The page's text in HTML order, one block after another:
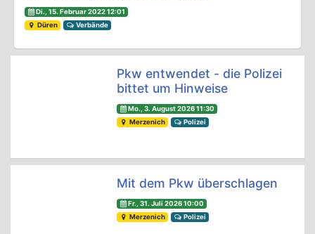
Di., 15. Februar 2022 12:01
Düren
Verbände
Pkw entwendet - die Polizei
bittet um Hinweise
Mo., 3. August 2026 11:30
Merzenich
Polizei
Mit dem Pkw überschlagen
Fr., 31. Juli 2026 10:00
Merzenich
Polizei